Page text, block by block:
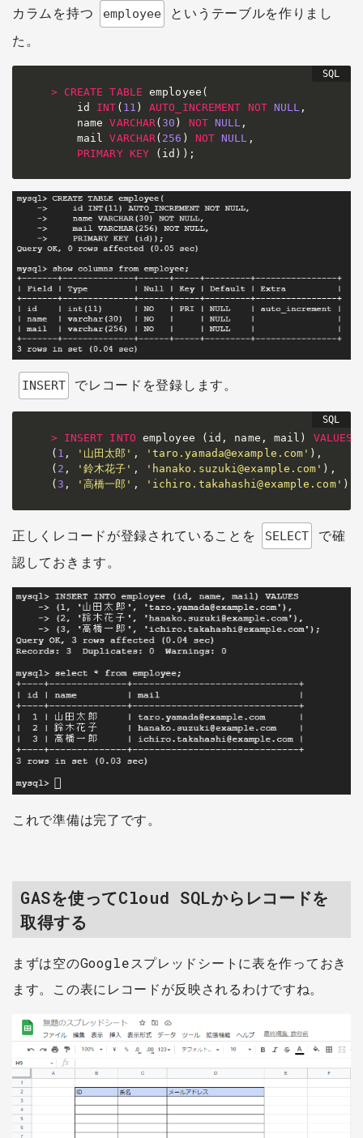
カラムを持つ employee
というテーブルを作りまし
た。
> CREATE TABLE employee (
    id
INT ( 11 ) AUTO_INCREMENT NOT NULL ,
    name
VARCHAR (30 ) NOT NULL ,
    mail
VARCHAR ( 256 ) NOT NULL ,
PRIMARY KEY ( id ) ) ;
INSERT でレコードを登録します。
> INSERT INTO employee ( id , name , mail )
VALUES
( 1 , '山田太郎' , 'taro.yamada@example.com' ) ,
( 2 , '鈴木花子' , 'hanako.suzuki@example.com' ) ,
( 3 , '高橋一郎' , 'ichiro.takahashi@example.com' )
正しくレコードが登録されていることを SELECT
で確
認しておきます。
これで準備は完了です。
GASを使ってCloud SQLからレコードを
取得する
まずは空のGoogleスプレッドシートに表を作っておき
ます。この表にレコードが反映されるわけですね。